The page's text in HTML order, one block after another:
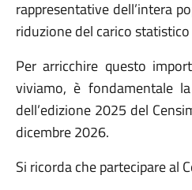
rappresentative dell’intera
riduzione del carico
Per arricchire questo
viviamo, è fondamentale
dell’edizione 2025 del
dicembre 2026.
Si ricorda che partecipare al